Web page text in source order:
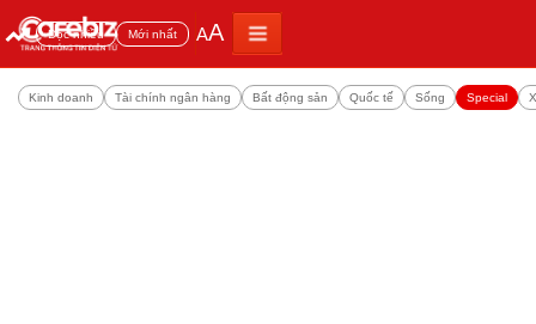
Đọc nhiều Mới nhất AA
Kinh doanh Tài chính ngân hàng Bất động sản Quốc tế Sống Special